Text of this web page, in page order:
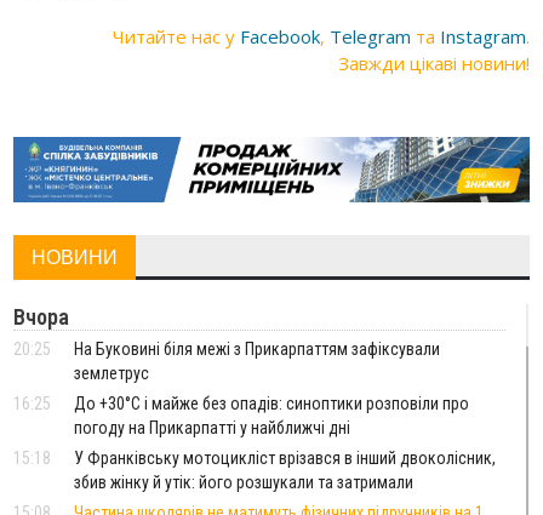
Читайте нас у Facebook, Telegram та Instagram.
Завжди цікаві новини!
НОВИНИ
Вчора
20:25
На Буковині біля межі з Прикарпаттям зафіксували
землетрус
16:25
До +30°C і майже без опадів: синоптики розповіли про
погоду на Прикарпатті у найближчі дні
15:18
У Франківську мотоцикліст врізався в інший двоколісник,
збив жінку й утік: його розшукали та затримали